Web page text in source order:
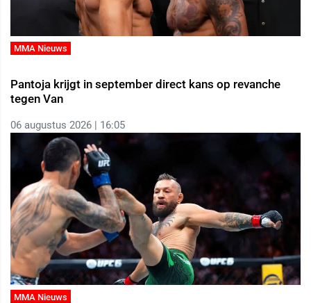
MMA Nieuws
Pantoja krijgt in september direct kans op revanche
tegen Van
06 augustus 2026 | 16:05
MMA Nieuws